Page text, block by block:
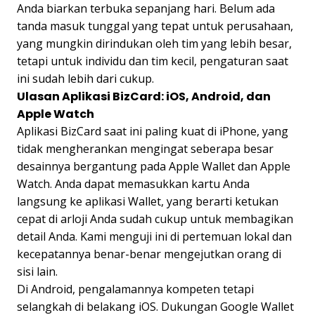
Anda biarkan terbuka sepanjang hari. Belum ada
tanda masuk tunggal yang tepat untuk perusahaan,
yang mungkin dirindukan oleh tim yang lebih besar,
tetapi untuk individu dan tim kecil, pengaturan saat
ini sudah lebih dari cukup.
Ulasan Aplikasi BizCard: iOS, Android, dan
Apple Watch
Aplikasi BizCard saat ini paling kuat di iPhone, yang
tidak mengherankan mengingat seberapa besar
desainnya bergantung pada Apple Wallet dan Apple
Watch. Anda dapat memasukkan kartu Anda
langsung ke aplikasi Wallet, yang berarti ketukan
cepat di arloji Anda sudah cukup untuk membagikan
detail Anda. Kami menguji ini di pertemuan lokal dan
kecepatannya benar-benar mengejutkan orang di
sisi lain.
Di Android, pengalamannya kompeten tetapi
selangkah di belakang iOS. Dukungan Google Wallet